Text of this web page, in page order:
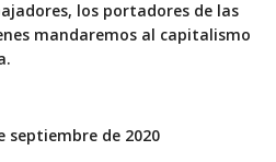
los portadores de las
mandaremos al capitalismo
septiembre de 2020